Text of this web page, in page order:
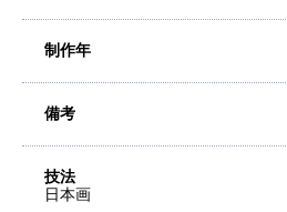
制作年
備考
技法
日本画